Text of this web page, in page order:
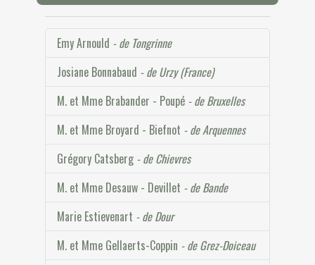
Emy Arnould - de Tongrinne
Josiane Bonnabaud - de Urzy (France)
M. et Mme Brabander - Poupé - de Bruxelles
M. et Mme Broyard - Biefnot - de Arquennes
Grégory Catsberg - de Chievres
M. et Mme Desauw - Devillet - de Bande
Marie Estievenart - de Dour
M. et Mme Gellaerts-Coppin - de Grez-Doiceau